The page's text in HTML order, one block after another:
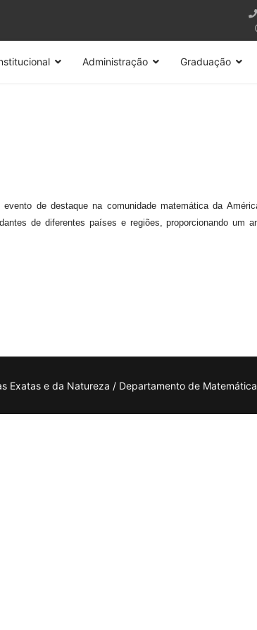
Administração Graduação
de destaque na comunidade matemática da
de diferentes países e regiões, proporcionando um
Exatas e da Natureza / Departamento de